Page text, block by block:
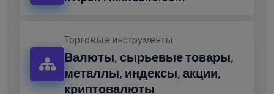
Торговые инструменты:
Валюты, сырьевые товары,
металлы, индексы, акции,
криптовалюты